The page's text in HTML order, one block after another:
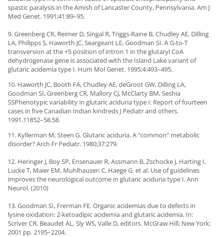
spastic paralysis in the Amish of Lancaster County, Pennsylvania.Am J
Med Genet. 1991;41:89–95.
9. Greenberg CR, Reimer D, Singal R, Triggs-Raine B, Chudley AE, Dilling
LA, Philipps S, Haworth JC, Seargeant LE, Goodman SI. A G-to-T
transversion at the +5 position of intron 1 in the glutaryl CoA
dehydrogenase gene is associated with the Island Lake variant of
glutaric acidemia type I. Hum Mol Genet. 1995;4:493–495.
10. Haworth JC, Booth FA, Chudley AE, deGroot GW, Dilling LA,
Goodman SI, Greenberg CR, Mallory CJ, McClarty BM, Seshia
SSPhenotypic variability in glutaric aciduria type I: Report of fourteen
cases in five Canadian Indian kindreds J Pediatrand others.
1991.11852–58.58.
11. Kyllerman M, Steen G. Glutaric aciduria. A “common” metabolic
disorder?Arch Fr Pediatr. 1980;37:279.
12. Heringer J, Boy SP, Ensenauer R, Assmann B, Zschocke J, Harting I,
Lucke T, Maier EM, Muhlhausen C, Haege G. et al. Use of guidelines
improves the neurological outcome in glutaric aciduria type I.Ann
Neurol. (2010)
13. Goodman SI, Frerman FE. Organic acidemias due to defects in
lysine oxidation: 2-ketoadipic acidemia and glutaric acidemia. In:
Scriver CR, Beaudet AL, Sly WS, Valle D, editors. McGraw Hill; New York:
2001 pp. 2195–2204.